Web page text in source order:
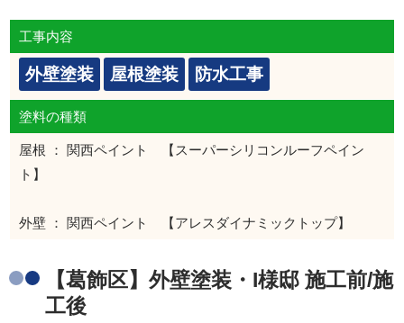
工事内容
外壁塗装 屋根塗装 防水工事
塗料の種類
屋根 ： 関西ペイント 【スーパーシリコンルーフペイン
ト】
外壁 ： 関西ペイント 【アレスダイナミックトップ】
【葛飾区】外壁塗装・I様邸 施工前/施
工後